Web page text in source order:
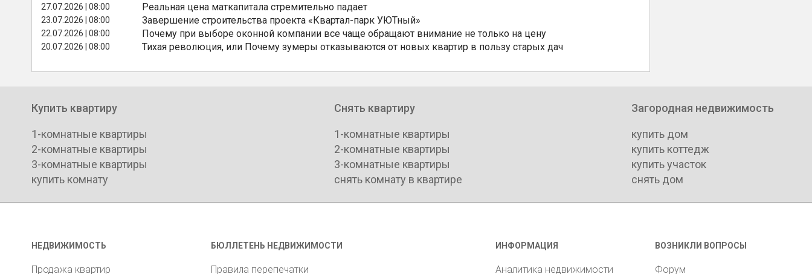
27.07.2026 | 08:00 Реальная цена маткапитала стремительно падает
23.07.2026 | 08:00 Завершение строительства проекта «Квартал-парк УЮТный»
22.07.2026 | 08:00 Почему при выборе оконной компании все чаще обращают внимание не только на цену
20.07.2026 | 08:00 Тихая революция, или Почему зумеры отказываются от новых квартир в пользу старых дач
Купить квартиру
1-комнатные квартиры
2-комнатные квартиры
3-комнатные квартиры
купить комнату
Снять квартиру
1-комнатные квартиры
2-комнатные квартиры
3-комнатные квартиры
снять комнату в квартире
Загородная недвижимость
купить дом
купить коттедж
купить участок
снять дом
НЕДВИЖИМОСТЬ
Продажа квартир
БЮЛЛЕТЕНЬ НЕДВИЖИМОСТИ
Правила перепечатки
ИНФОРМАЦИЯ
Аналитика недвижимости
ВОЗНИКЛИ ВОПРОСЫ
Форум